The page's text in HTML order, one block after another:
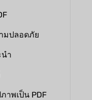
มปลอดภัย
ำ
าพเป็น PDF